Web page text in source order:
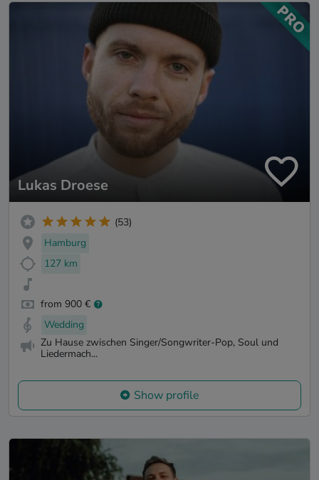
Lukas Droese
(53)
Hamburg
127 km
from 900 €
Wedding
Zu Hause zwischen Singer/Songwriter-Pop, Soul und
Liedermach...
Show profile